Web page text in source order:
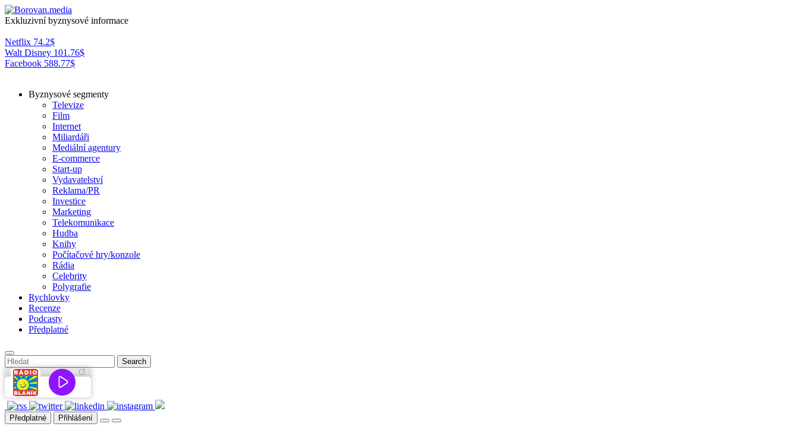
Exkluzivní byznysové informace
Netflix 74.2$
Walt Disney 101.76$
Facebook 588.77$
Byznysové segmenty
Televize
Film
Internet
Miliardáři
Mediální agentury
E-commerce
Start-up
Vydavatelství
Reklama/PR
Investice
Marketing
Telekomunikace
Hudba
Knihy
Počítačové hry/konzole
Rádia
Celebrity
Polygrafie
Rychlovky
Recenze
Podcasty
Předplatné
Předplatné Přihlášení